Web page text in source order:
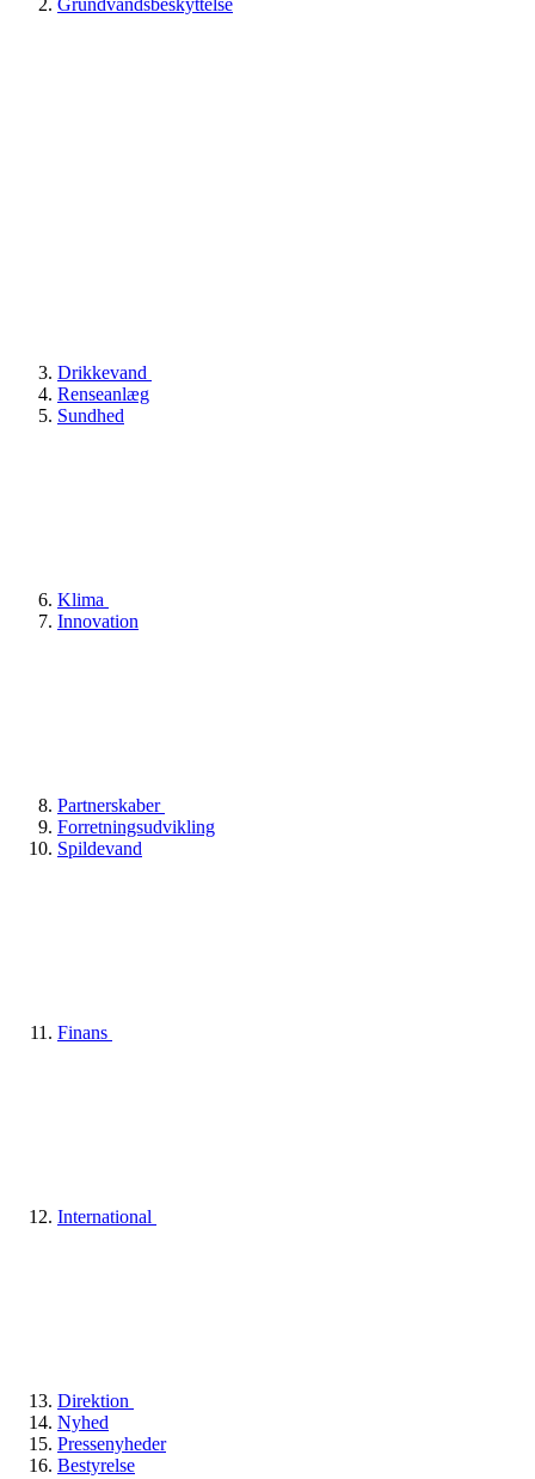
Drikkevand
Renseanlæg
Sundhed
Klima
Innovation
Partnerskaber
Forretningsudvikling
Spildevand
Finans
International
Direktion
Nyhed
Pressenyheder
Bestyrelse